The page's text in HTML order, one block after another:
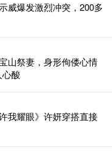
威爆发激烈冲突，200多
山祭妻，身形佝偻心情
酸
我耀眼》许妍穿搭直接